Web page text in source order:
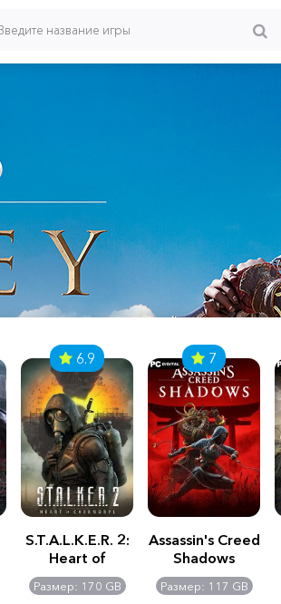
6.9
S.T.A.L.K.E.R. 2:
Heart of
Chernobyl -
Ultimate Edition
Размер: 170 GB
7
Assassin's Creed
Shadows
Размер: 117 GB